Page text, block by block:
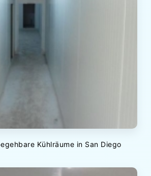
Kühlräume in San Diego